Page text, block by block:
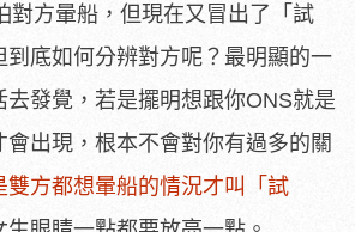
對方暈船，但現在又冒出了「試
到底如何分辨對方呢？最明顯的一
去發覺，若是擺明想跟你ONS就是
會出現，根本不會對你有過多的關
雙方都想暈船的情況才叫「試